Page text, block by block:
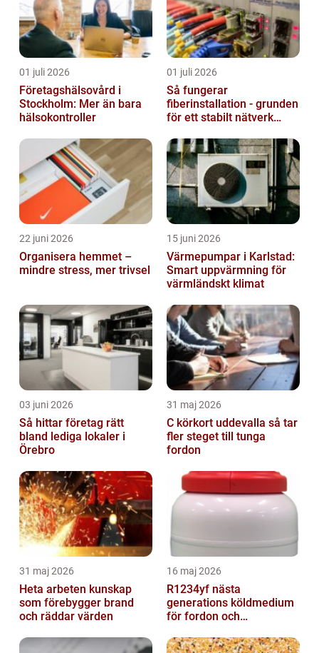
01 juli 2026
Företagshälsovård i
Stockholm: Mer än bara
hälsokontroller
01 juli 2026
Så fungerar
fiberinstallation - grunden
för ett stabilt nätverk
22 juni 2026
Organisera hemmet –
mindre stress, mer trivsel
15 juni 2026
Värmepumpar i Karlstad:
Smart uppvärmning för
värmländskt klimat
03 juni 2026
Så hittar företag rätt
bland lediga lokaler i
Örebro
31 maj 2026
C körkort uddevalla så tar
fler steget till tunga
fordon
31 maj 2026
Heta arbeten kunskap
som förebygger brand
och räddar värden
16 maj 2026
R1234yf nästa
generations köldmedium
för fordon och